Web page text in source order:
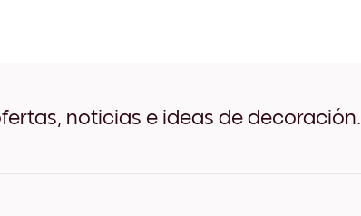
noticias e ideas de decoración.